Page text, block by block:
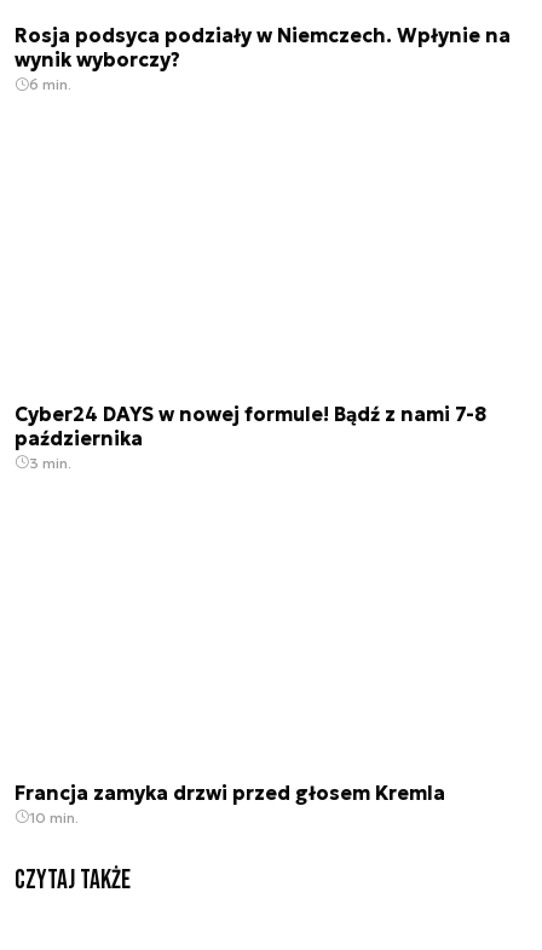
Rosja podsyca podziały w Niemczech. Wpłynie na
wynik wyborczy?
6 min.
Cyber24 DAYS w nowej formule! Bądź z nami 7-8
października
3 min.
Francja zamyka drzwi przed głosem Kremla
10 min.
Czytaj także